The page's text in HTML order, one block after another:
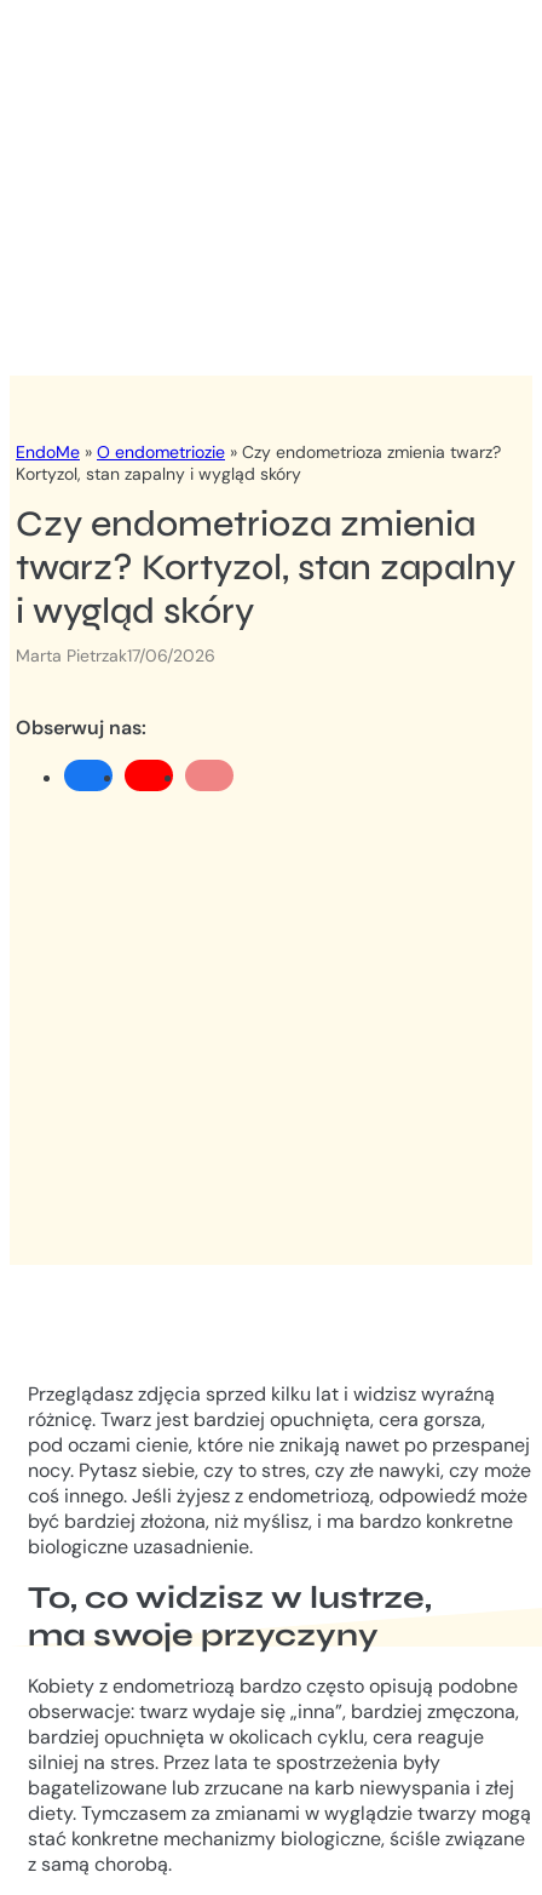
EndoMe » O endometriozie » Czy endometrioza zmienia twarz?
Kortyzol, stan zapalny i wygląd skóry
Czy endometrioza zmienia
twarz? Kortyzol, stan zapalny
i wygląd skóry
Marta Pietrzak17/06/2026
Obserwuj nas:
Przeglądasz zdjęcia sprzed kilku lat i widzisz wyraźną
różnicę. Twarz jest bardziej opuchnięta, cera gorsza,
pod oczami cienie, które nie znikają nawet po przespanej
nocy. Pytasz siebie, czy to stres, czy złe nawyki, czy może
coś innego. Jeśli żyjesz z endometriozą, odpowiedź może
być bardziej złożona, niż myślisz, i ma bardzo konkretne
biologiczne uzasadnienie.
To, co widzisz w lustrze,
ma swoje przyczyny
Kobiety z endometriozą bardzo często opisują podobne
obserwacje: twarz wydaje się „inna”, bardziej zmęczona,
bardziej opuchnięta w okolicach cyklu, cera reaguje
silniej na stres. Przez lata te spostrzeżenia były
bagatelizowane lub zrzucane na karb niewyspania i złej
diety. Tymczasem za zmianami w wyglądzie twarzy mogą
stać konkretne mechanizmy biologiczne, ściśle związane
z samą chorobą.